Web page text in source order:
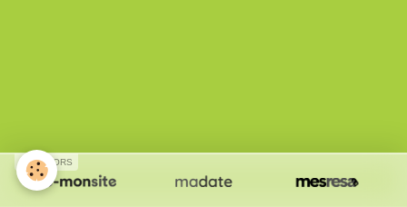
SPONSORS